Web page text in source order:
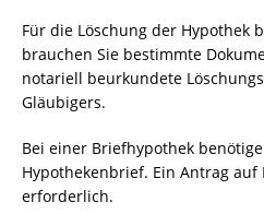
Für die Löschung der Hypothek
brauchen Sie bestimmte
notariell beurkundete
Gläubigers.
Bei einer Briefhypothek
Hypothekenbrief. Ein Antrag auf
erforderlich.